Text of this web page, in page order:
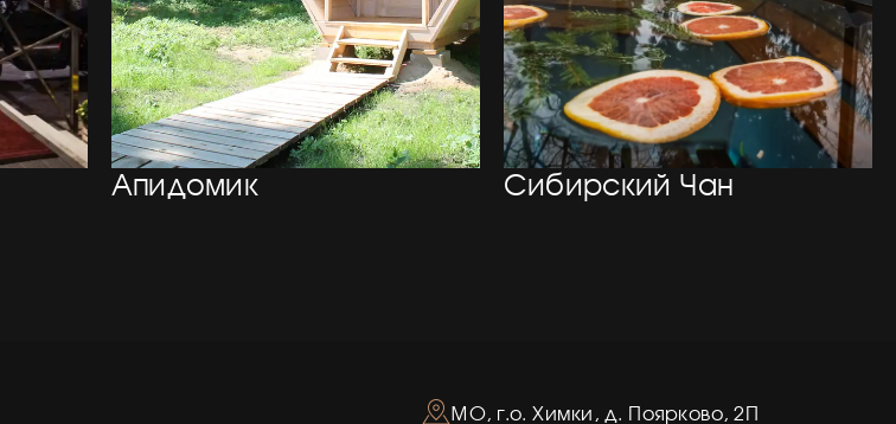
Апидомик Сибирский Чан
МО, г.о. Химки, д. Поярково, 2П